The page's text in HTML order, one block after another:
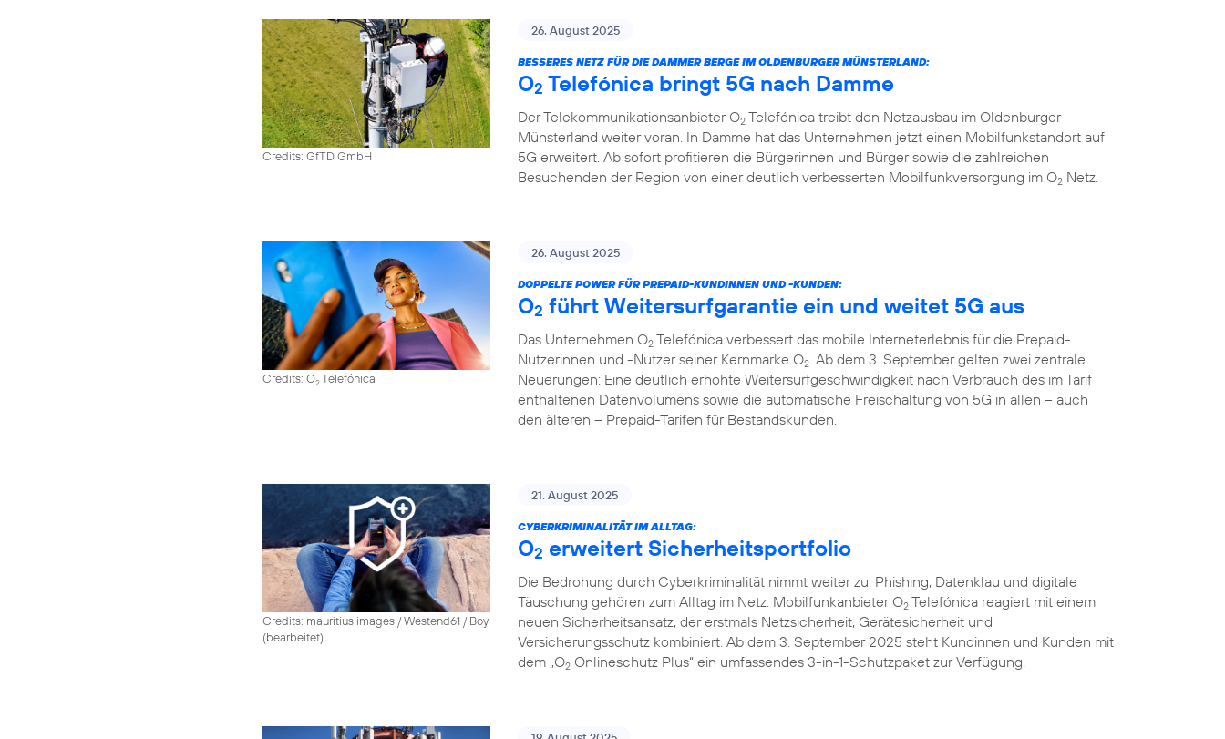
Credits: GfTD GmbH
26. August 2025
BESSERES NETZ FÜR DIE DAMMER BERGE IM OLDENBURGER MÜNSTERLAND:
O2 Telefónica bringt 5G nach Damme
Der Telekommunikationsanbieter O2 Telefónica treibt den Netzausbau im Oldenburger
Münsterland weiter voran. In Damme hat das Unternehmen jetzt einen Mobilfunkstandort auf
5G erweitert. Ab sofort profitieren die Bürgerinnen und Bürger sowie die zahlreichen
Besuchenden der Region von einer deutlich verbesserten Mobilfunkversorgung im O2 Netz.
Credits: O2Telefónica
26. August 2025
DOPPELTE POWER FÜR PREPAID-KUNDINNEN UND -KUNDEN:
O2 führt Weitersurfgarantie ein und weitet 5G aus
Das Unternehmen O2 Telefónica verbessert das mobile Interneterlebnis für die Prepaid-
Nutzerinnen und -Nutzer seiner Kernmarke O2. Ab dem 3. September gelten zwei zentrale
Neuerungen: Eine deutlich erhöhte Weitersurfgeschwindigkeit nach Verbrauch des im Tarif
enthaltenen Datenvolumens sowie die automatische Freischaltung von 5G in allen – auch
den älteren – Prepaid-Tarifen für Bestandskunden.
Credits: mauritius images / Westend61 / Boy
(bearbeitet)
21. August 2025
CYBERKRIMINALITÄT IM ALLTAG:
O2 erweitert Sicherheitsportfolio
Die Bedrohung durch Cyberkriminalität nimmt weiter zu. Phishing, Datenklau und digitale
Täuschung gehören zum Alltag im Netz. Mobilfunkanbieter O2 Telefónica reagiert mit einem
neuen Sicherheitsansatz, der erstmals Netzsicherheit, Gerätesicherheit und
Versicherungsschutz kombiniert. Ab dem 3. September 2025 steht Kundinnen und Kunden mit
dem „O2 Onlineschutz Plus“ ein umfassendes 3-in-1-Schutzpaket zur Verfügung.